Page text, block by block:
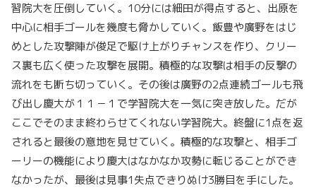
習院大を圧倒していく。10分には細田が得点すると、出原を
中心に相手ゴールを幾度も脅かしていく。飯豊や廣野をはじ
めとした攻撃陣が俊足で駆け上がりチャンスを作り、クリー
ス裏も広く使った攻撃を展開。積極的な攻撃は相手の反撃の
流れをも断ち切っていく。その後は廣野の2点連続ゴールも飛
び出し慶大が１１－１で学習院大を一気に突き放した。だが
ここでそのまま終わらせてくれない学習院大。終盤に1点を返
されると最後の意地を見せていく。積極的な攻撃と、相手ゴ
ーリーの機能により慶大はなかなか攻勢に転じることができ
なかったが、最後は見事1失点できりぬけ3勝目を手にした。